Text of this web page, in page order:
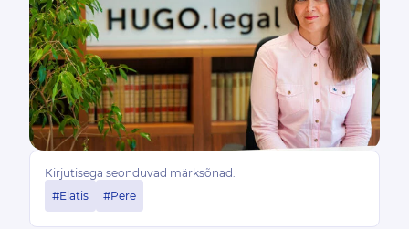
Kirjutisega seonduvad märksõnad:
#Elatis
#Pere